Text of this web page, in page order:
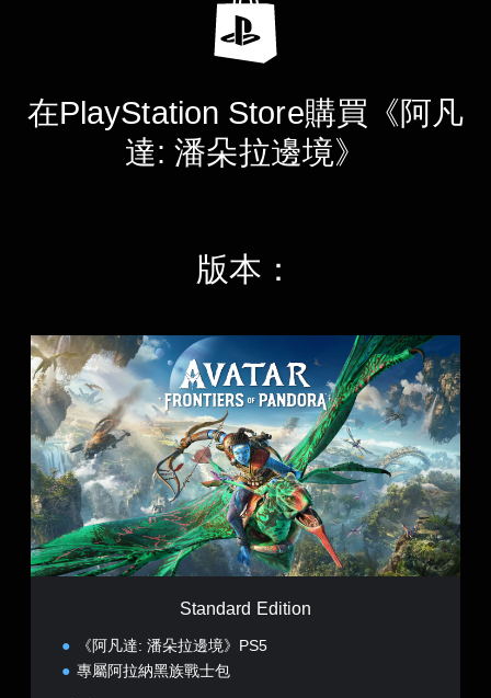
在PlayStation Store購買《阿凡
達: 潘朵拉邊境》
版本：
S
t
a
n
d
a
r
d
E
d
i
t
Standard Edition
《阿凡達: 潘朵拉邊境》PS5
專屬阿拉納黑族戰士包